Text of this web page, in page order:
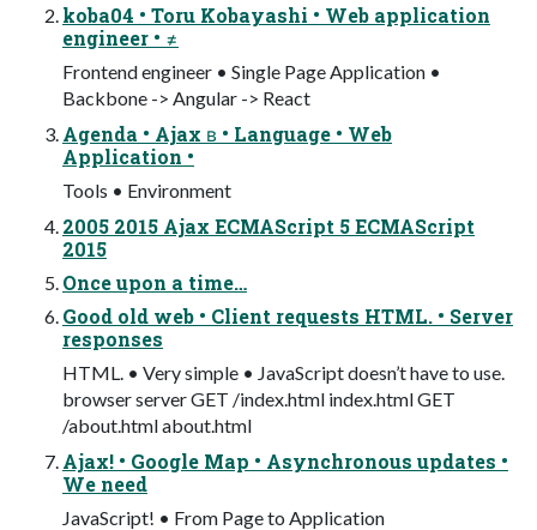
koba04 • Toru Kobayashi • Web application
engineer • ≠
Frontend engineer • Single Page Application •
Backbone -> Angular -> React
Agenda • Ajax ʙ • Language • Web
Application •
Tools • Environment
2005 2015 Ajax ECMAScript 5 ECMAScript
2015
Once upon a time…
Good old web • Client requests HTML. • Server
responses
HTML. • Very simple • JavaScript doesn’t have to use.
browser server GET /index.html index.html GET
/about.html about.html
Ajax! • Google Map • Asynchronous updates •
We need
JavaScript! • From Page to Application